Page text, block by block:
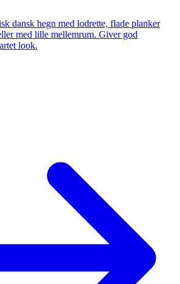
dansk hegn med lodrette, flade planker
med lille mellemrum. Giver god
look.